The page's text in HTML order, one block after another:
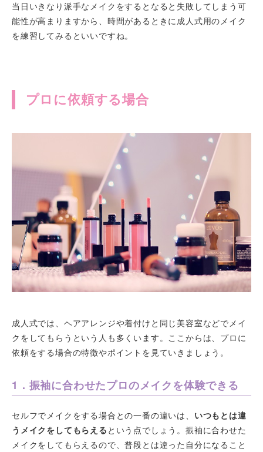
当日いきなり派手なメイクをするとなると失敗してしまう可
能性が高まりますから、時間があるときに成人式用のメイク
を練習してみるといいですね。
プロに依頼する場合
成人式では、ヘアアレンジや着付けと同じ美容室などでメイ
クをしてもらうという人も多くいます。ここからは、プロに
依頼をする場合の特徴やポイントを見ていきましょう。
1．振袖に合わせたプロのメイクを体験できる
セルフでメイクをする場合との一番の違いは、 いつもとは違
うメイクをしてもらえる という点でしょう。振袖に合わせた
メイクをしてもらえるので、普段とは違った自分になること